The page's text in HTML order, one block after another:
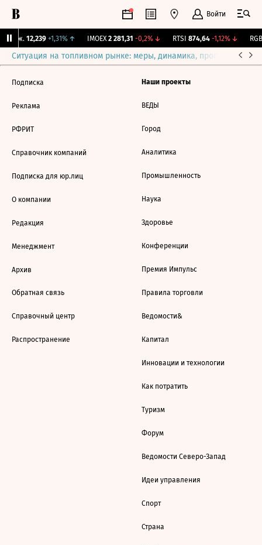
Войти
Бирж. 12,239 +1,31%↑ IMOEX 2 281,31 -0,2%↓ RTSI 874,64 -1,12%↓ RGBI
Ситуация на топливном рынке: меры, динамика, прогнозы
Подписка
Реклама
РФРИТ
Справочник компаний
Подписка для юр.лиц
О компании
Редакция
Менеджмент
Архив
Обратная связь
Справочный центр
Распространение
Наши проекты
ВЕДЫ
Город
Аналитика
Промышленность
Наука
Здоровье
Конференции
Премия Импульс
Правила торговли
Ведомости&
Капитал
Инновации и технологии
Как потратить
Туризм
Форум
Ведомости Северо-Запад
Идеи управления
Спорт
Страна